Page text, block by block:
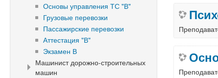
Основы управления ТС "В"
Грузовые перевозки
Пассажирские перевозки
Аттестация "В"
Экзамен В
Машинист дорожно-строительных
машин